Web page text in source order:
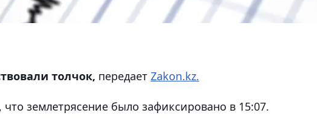
толчок, передает Zakon.kz.
землетрясение было зафиксировано в 15:07.